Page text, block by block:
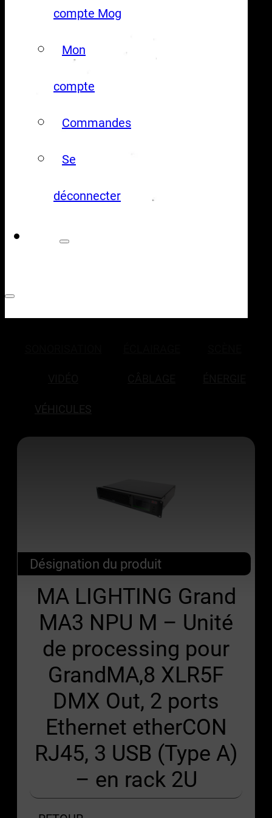
compte Mog
Mon
compte
Commandes
Se
déconnecter
VÉHICULES
Désignation du produit
MA LIGHTING Grand
MA3 NPU M – Unité
de processing pour
GrandMA,8 XLR5F
DMX Out, 2 ports
Ethernet etherCON
RJ45, 3 USB (Type A)
– en rack 2U